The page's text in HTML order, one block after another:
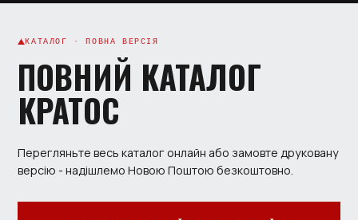
КАТАЛОГ · ПОВНА ВЕРСІЯ
ПОВНИЙ КАТАЛОГ
КРАТОС
Перегляньте весь каталог онлайн або замовте друковану
версію - надішлемо Новою Поштою безкоштовно.